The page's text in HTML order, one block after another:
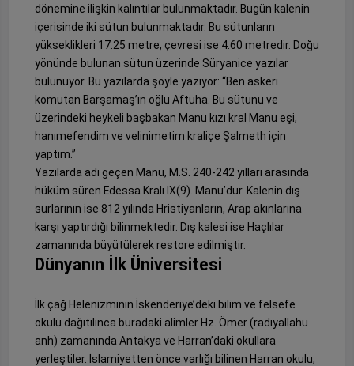
dönemine ilişkin kalıntılar bulunmaktadır. Bugün kalenin
içerisinde iki sütun bulunmaktadır. Bu sütunların
yükseklikleri 17.25 metre, çevresi ise 4.60 metredir. Doğu
yönünde bulunan sütun üzerinde Süryanice yazılar
bulunuyor. Bu yazılarda şöyle yazıyor: “Ben askeri
komutan Barşamaş’ın oğlu Aftuha. Bu sütunu ve
üzerindeki heykeli başbakan Manu kızı kral Manu eşi,
hanımefendim ve velinimetim kraliçe Şalmeth için
yaptım.”
Yazılarda adı geçen Manu, M.S. 240-242 yılları arasında
hüküm süren Edessa Kralı IX(9). Manu’dur. Kalenin dış
surlarının ise 812 yılında Hristiyanların, Arap akınlarına
karşı yaptırdığı bilinmektedir. Dış kalesi ise Haçlılar
zamanında büyütülerek restore edilmiştir.
Dünyanın İlk Üniversitesi
İlk çağ Helenizminin İskenderiye’deki bilim ve felsefe
okulu dağıtılınca buradaki alimler Hz. Ömer (radıyallahu
anh) zamanında Antakya ve Harran’daki okullara
yerleştiler. İslamiyetten önce varlığı bilinen Harran okulu,